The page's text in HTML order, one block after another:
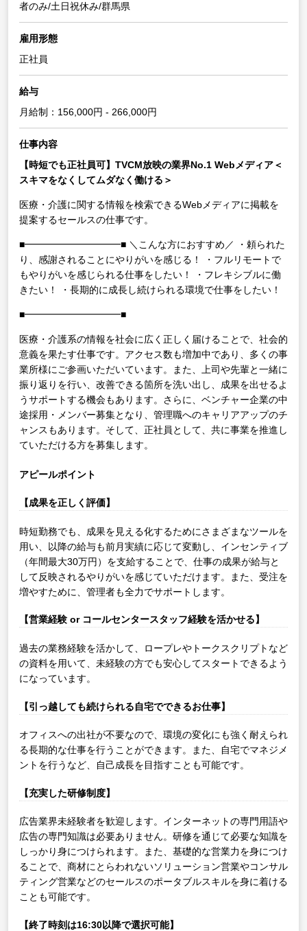
者のみ/土日祝休み/群馬県
雇用形態
正社員
給与
月給制：156,000円 - 266,000円
仕事内容
【時短でも正社員可】TVCM放映の業界No.1 Webメディア＜
スキマをなくしてムダなく働ける＞
医療・介護に関する情報を検索できるWebメディアに掲載を
提案するセールスの仕事です。
■━━━━━━━━━━■ ＼こんな方におすすめ／
・頼られた
り、感謝されることにやりがいを感じる！
・フルリモートで
もやりがいを感じられる仕事をしたい！
・フレキシブルに働
きたい！
・長期的に成長し続けられる環境で仕事をしたい！
■━━━━━━━━━━■
医療・介護系の情報を社会に広く正しく届けることで、社会的
意義を果たす仕事です。アクセス数も増加中であり、多くの事
業所様にご参画いただいています。また、上司や先輩と一緒に
振り返りを行い、改善できる箇所を洗い出し、成果を出せるよ
うサポートする機会もあります。さらに、ベンチャー企業の中
途採用・メンバー募集となり、管理職へのキャリアアップのチ
ャンスもあります。そして、正社員として、共に事業を推進し
ていただける方を募集します。
アピールポイント
【成果を正しく評価】
時短勤務でも、成果を見える化するためにさまざまなツールを
用い、以降の給与も前月実績に応じて変動し、インセンティブ
（年間最大30万円）を支給することで、仕事の成果が給与と
して反映されるやりがいを感じていただけます。また、受注を
増やすために、管理者も全力でサポートします。
【営業経験 or コールセンタースタッフ経験を活かせる】
過去の業務経験を活かして、ロープレやトークスクリプトなど
の資料を用いて、未経験の方でも安心してスタートできるよう
になっています。
【引っ越しても続けられる自宅でできるお仕事】
オフィスへの出社が不要なので、環境の変化にも強く耐えられ
る長期的な仕事を行うことができます。また、自宅でマネジメ
ントを行うなど、自己成長を目指すことも可能です。
【充実した研修制度】
広告業界未経験者を歓迎します。インターネットの専門用語や
広告の専門知識は必要ありません。研修を通じて必要な知識を
しっかり身につけられます。また、基礎的な営業力を身につけ
ることで、商材にとらわれないソリューション営業やコンサル
ティング営業などのセールスのポータブルスキルを身に着ける
ことも可能です。
【終了時刻は16:30以降で選択可能】